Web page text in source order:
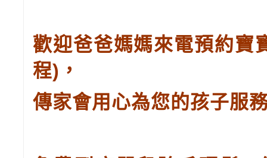
歡迎爸爸媽媽來電預約寶
程) ，
傳家會用心為您的孩子服